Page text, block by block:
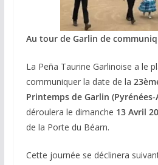
Au tour de Garlin de
La Peña Taurine Garlinoise a le
communiquer la date de la
Printemps de Garlin
déroulera le dimanche 13 Avril
de la Porte du Béarn.
Cette journée se déclinera